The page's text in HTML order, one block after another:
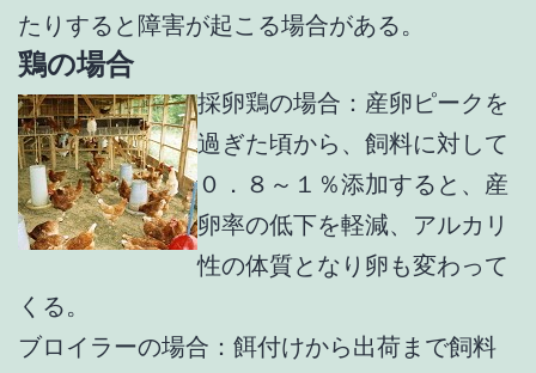
たりすると障害が起こる場合がある。
鶏の場合
採卵鶏の場合：産卵ピークを
過ぎた頃から、飼料に対して
０．８～１％添加すると、産
卵率の低下を軽減、アルカリ
性の体質となり卵も変わって
くる。
ブロイラーの場合：餌付けから出荷まで飼料